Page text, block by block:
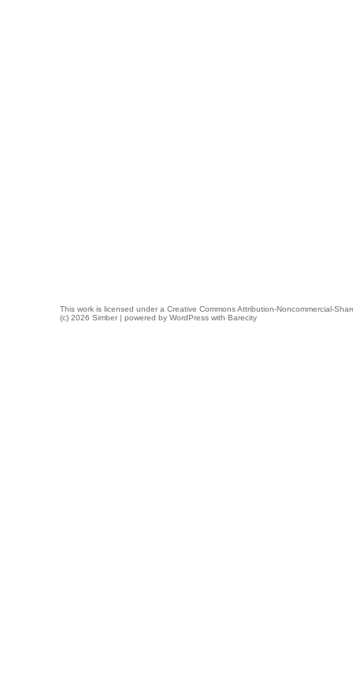
This work is licensed under a Creative Commons Attribution-Noncommercial-
(c) 2026 Simber | powered by WordPress with Barecity